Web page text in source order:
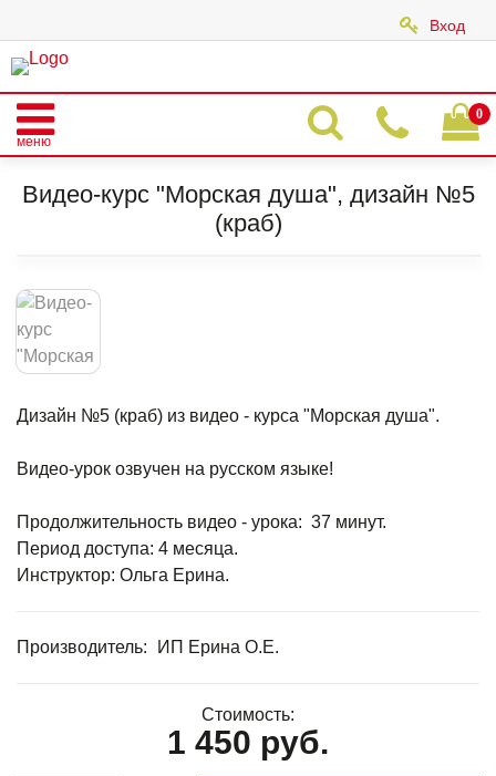
Вход
меню
0
Видео-курс "Морская душа", дизайн №5 (краб)
Видео-курс "Морская душа", дизайн №5
(краб)
Дизайн №5 (краб) из видео - курса "Морская душа".
Видео-урок озвучен на русском языке!
Продолжительность видео - урока: 37 минут.
Период доступа: 4 месяца.
Инструктор: Ольга Ерина.
Производитель: ИП Ерина О.Е.
Стоимость:
1 450 руб.